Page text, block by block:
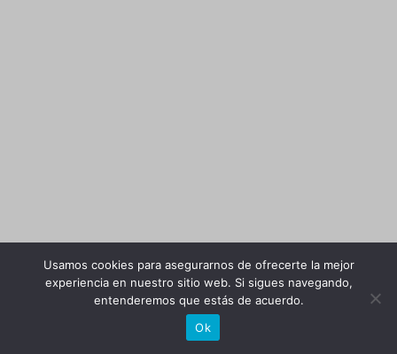
Usamos cookies para asegurarnos de ofrecerte la mejor
experiencia en nuestro sitio web. Si sigues navegando,
entenderemos que estás de acuerdo.
Ok